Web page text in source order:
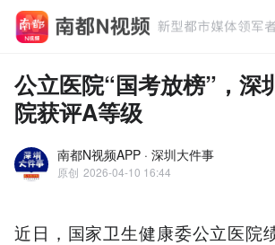
公立医院“国考放榜”，深
院获评A等级
南都N视频APP · 深圳大件事
原创 2026-04-10 16:44
近日，国家卫生健康委公立医院